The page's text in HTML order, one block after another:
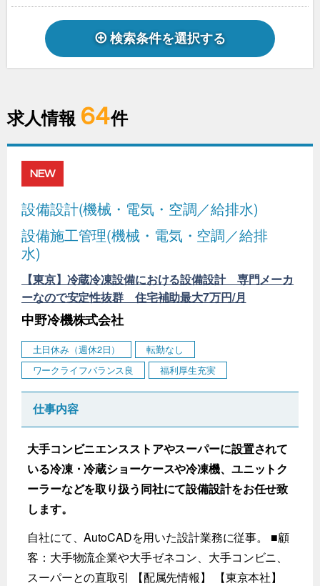
検索条件を選択する
求人情報 64件
NEW
設備設計(機械・電気・空調／給排水)
設備施工管理(機械・電気・空調／給排
水)
【東京】冷蔵冷凍設備における設備設計 専門メーカ
ーなので安定性抜群 住宅補助最大7万円/月
中野冷機株式会社
土日休み（週休2日）
転勤なし
ワークライフバランス良
福利厚生充実
仕事内容
大手コンビニエンスストアやスーパーに設置されて
いる冷凍・冷蔵ショーケースや冷凍機、ユニットク
ーラーなどを取り扱う同社にて設備設計をお任せ致
します。
自社にて、AutoCADを用いた設計業務に従事。 ■顧
客：大手物流企業や大手ゼネコン、大手コンビニ、
スーパーとの直取引 【配属先情報】 【東京本社】